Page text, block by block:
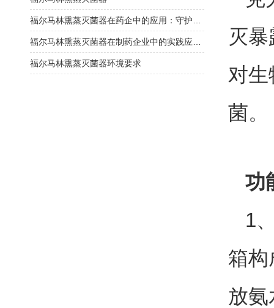
灭
对
菌。
功
1
箱构
放
福尔马林熏蒸灭菌器环境要求